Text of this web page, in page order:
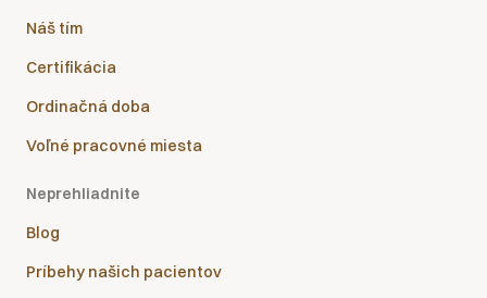
Náš tím
Certifikácia
Ordinačná doba
Voľné pracovné miesta
Neprehliadnite
Blog
Príbehy našich pacientov